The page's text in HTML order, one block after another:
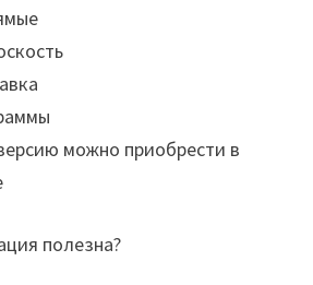
можно приобрести в
полезна?